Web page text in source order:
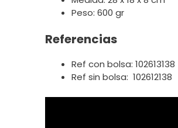
Peso: 600 gr
Referencias
Ref con bolsa: 102613138
Ref sin bolsa: 102612138